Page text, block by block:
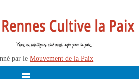
par leMouvement de la Paix